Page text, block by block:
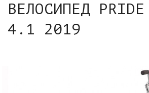
ВЕЛОСИПЕД PRIDE
4.1 2019